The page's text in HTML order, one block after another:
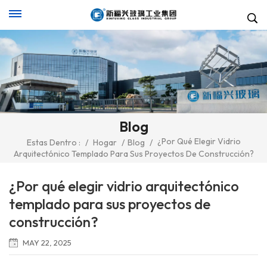
Blog
Estas Dentro : / Hogar / Blog / ¿Por Qué Elegir Vidrio
Arquitectónico Templado Para Sus Proyectos De Construcción?
¿Por qué elegir vidrio arquitectónico
templado para sus proyectos de
construcción?
MAY 22, 2025